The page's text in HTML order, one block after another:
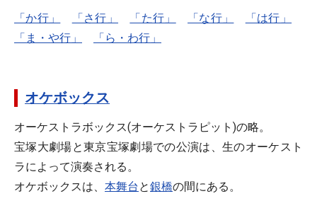
「か行」 「さ行」 「た行」 「な行」
「は行」
「ま・や行」
「ら・わ行」
オケボックス
オーケストラボックス(オーケストラピット)の略。
宝塚大劇場と東京宝塚劇場での公演は、生のオーケスト
ラによって演奏される。
オケボックスは、 本舞台 と銀橋の間にある。